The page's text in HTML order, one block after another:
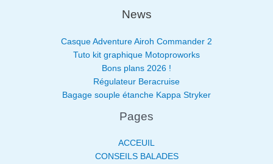
News
Casque Adventure Airoh Commander 2
Tuto kit graphique Motoproworks
Bons plans 2026 !
Régulateur Beracruise
Bagage souple étanche Kappa Stryker
Pages
ACCEUIL
CONSEILS BALADES